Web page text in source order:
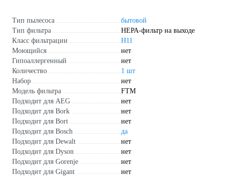
Тип пылесоса
бытовой
Тип фильтра
НЕРА-фильтр на выходе
Класс фильтрации
H11
Моющийся
нет
Гипоаллергенный
нет
Количество
1 шт
Набор
нет
Модель фильтра
FTM
Подходит для AEG
нет
Подходит для Bork
нет
Подходит для Bort
нет
Подходит для Bosch
да
Подходит для Dewalt
нет
Подходит для Dyson
нет
Подходит для Gorenje
нет
Подходит для Gigant
нет